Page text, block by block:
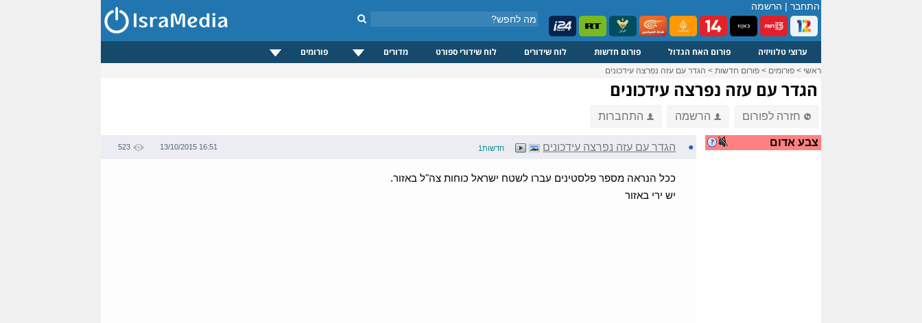
התחבר | הרשמה
ערוצי טלוויזיה פורום האח הגדול פורום חדשות לוח שידורים לוח שידורי ספורט מדורים פורומים
ראשי > פורומים > פורום חדשות > הגדר עם עזה נפרצה עידכונים
הגדר עם עזה נפרצה עידכונים
חזרה לפורום הרשמה התחברות
צבע אדום ● הגדר עם עזה נפרצה עידכונים חדשות1 13/10/2015 16:51
523
ככל הנראה מספר פלסטינים עברו לשטח ישראל כוחות צה"ל באזור.
יש ירי באזור